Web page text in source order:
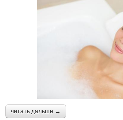
читать дальше →